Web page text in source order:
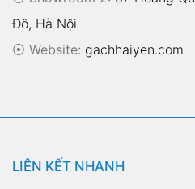
Đô, Hà Nội
⦿ Website: gachhaiyen.com
LIÊN KẾT NHANH